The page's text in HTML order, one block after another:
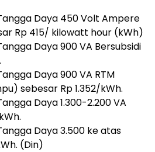
Daya 450 Volt Ampere
Rp 415/ kilowatt hour (kWh)
Daya 900 VA Bersubsidi
Daya 900 VA RTM
sebesar Rp 1.352/kWh.
Daya 1.300-2.200 VA
Daya 3.500 ke atas
(Din)